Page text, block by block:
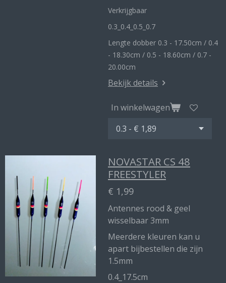
Verkrijgbaar
0.3_ 0.4_ 0.5_0.7
Lengte dobber 0.3 - 17.50cm / 0.4
- 18.30cm / 0.5 - 18.60cm / 0.7 -
20.00cm
Bekijk details
In winkelwagen
NOVASTAR CS 48
FREESTYLER
€ 1,99
Antennes rood & geel
wisselbaar 3mm
Meerdere kleuren kan u
apart bijbestellen die zijn
1.5mm
0.4_17.5cm